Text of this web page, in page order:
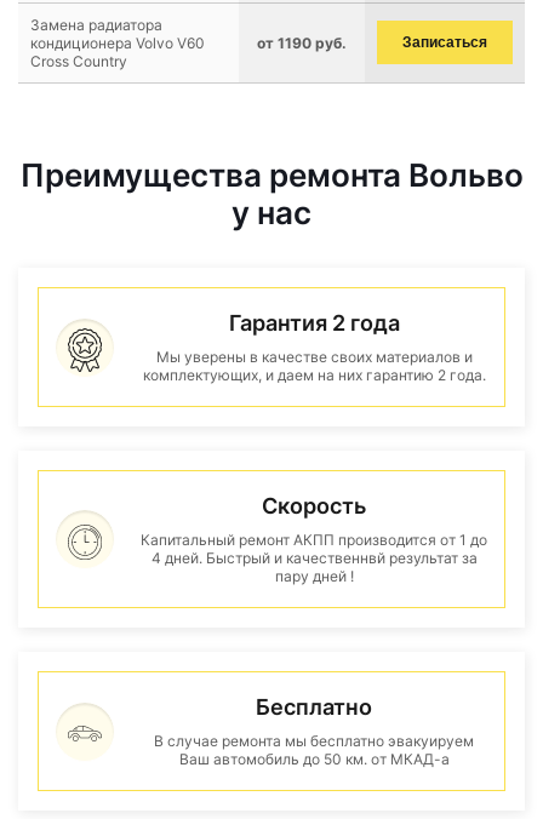
Замена радиатора
кондиционера Volvo V60
Cross Country
от 1190 руб. Записаться
Преимущества ремонта Вольво
у нас
Гарантия 2 года
Мы уверены в качестве своих материалов и
комплектующих, и даем на них гарантию 2 года.
Скорость
Капитальный ремонт АКПП производится от 1 до
4 дней. Быстрый и качественнвй результат за
пару дней !
Бесплатно
В случае ремонта мы бесплатно эвакуируем
Ваш автомобиль до 50 км. от МКАД-а